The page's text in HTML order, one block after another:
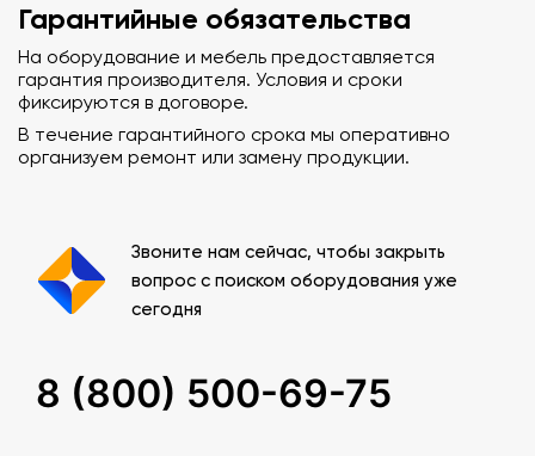
Гарантийные обязательства
На оборудование и мебель предоставляется
гарантия производителя. Условия и сроки
фиксируются в договоре.
В течение гарантийного срока мы оперативно
организуем ремонт или замену продукции.
Звоните нам сейчас, чтобы закрыть
вопрос с поиском оборудования уже
сегодня
8 (800) 500-69-75